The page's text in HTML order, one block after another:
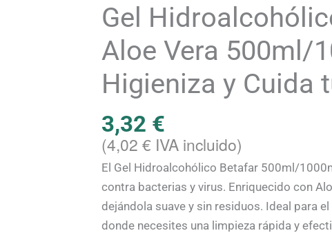
Gel
Aloe Vera 500ml/
Higieniza y Cuida
3,32 €
(4,02€ IVA incluido)
El Gel Hidroalcohólico Betafar 500ml/
contra bacterias y virus. Enriquecido con
dejándola suave y sin residuos. Ideal para
donde necesites una limpieza rápida y
con
Aloe
Vera
500ml/1000ml
|
Higieniza
y
Cuida
tus
Manos
cantidad